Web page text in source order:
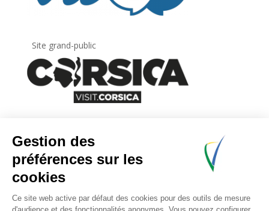
Site grand-public
Inscrivez-vous à la lettre d’information
de
l’Agence du tourisme de la Corse.